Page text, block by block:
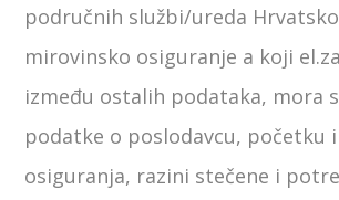
područnih službi/ureda
mirovinsko osiguranje a koji
između ostalih podataka, mora
podatke o poslodavcu, početku
osiguranja, razini stečene i